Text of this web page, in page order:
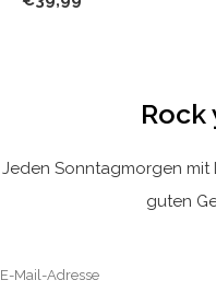
Rock
Jeden Sonntagmorgen mit
guten